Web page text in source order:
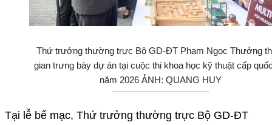
Thứ trưởng thường trực Bộ GD-ĐT Phạm Ngọc Thưởng
gian trưng bày dự án tại cuộc thi khoa học kỹ thuật cấp
năm 2026 ẢNH: QUANG HUY
Tại lễ bế mạc, Thứ trưởng thường trực Bộ GD-ĐT